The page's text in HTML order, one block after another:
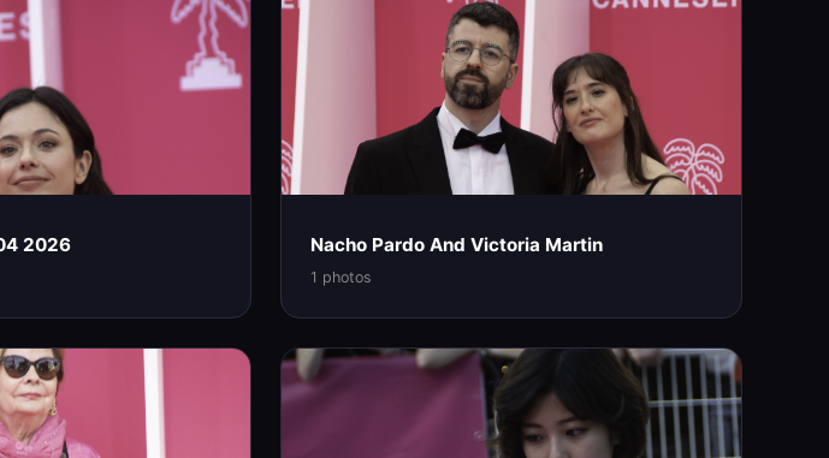
2026 Nacho Pardo And Victoria Martin
1 photos